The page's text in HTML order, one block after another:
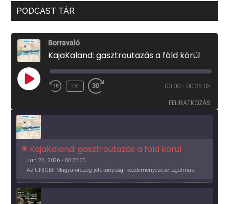
PODCAST TÁR
Borravaló
KajaKaland: gasztroutazás a föld körül
PLAY
EPISODE
1X 00:00 / 00:35:05
FELIRATKOZÁS
KajaKaland: gasztroutazás a föld körül
Jun 22, 2026 • 00:35:05
Az UNICEF Magyarország jótékonysági kezdeményezése izgalmas, egész éves világkörüli ízutazásra hív, igazi családi program és gasztroedukáció, illetve segítség a rászorulóknak is egyben.